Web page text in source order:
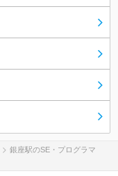
銀座駅のSE・プログラマ